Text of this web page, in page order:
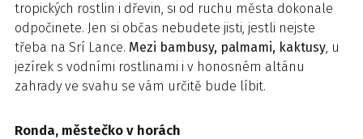
tropických rostlin i dřevin, si od ruchu města dokonale
odpočinete. Jen si občas nebudete jisti, jestli nejste
třeba na Srí Lance. Mezi bambusy, palmami, kaktusy, u
jezírek s vodními rostlinami i v honosném altánu
zahrady ve svahu se vám určitě bude líbit.
Ronda, městečko v horách